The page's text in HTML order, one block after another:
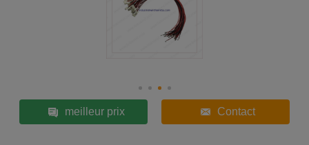
meilleur prix Contact